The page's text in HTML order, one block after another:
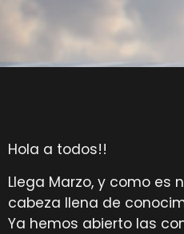
Hola a todos!!
Llega Marzo, y como
cabeza llena de
Ya hemos abierto las